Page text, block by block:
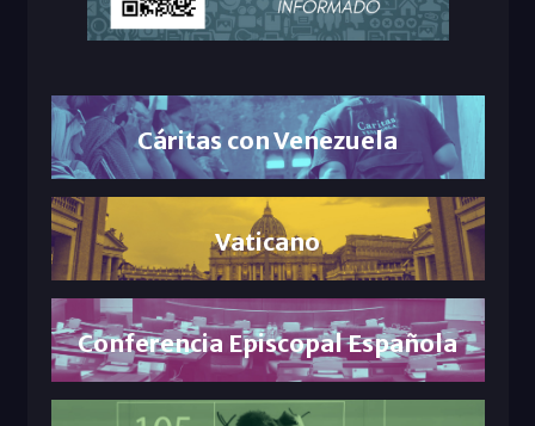
Cáritas con Venezuela
Vaticano
Conferencia Episcopal Española